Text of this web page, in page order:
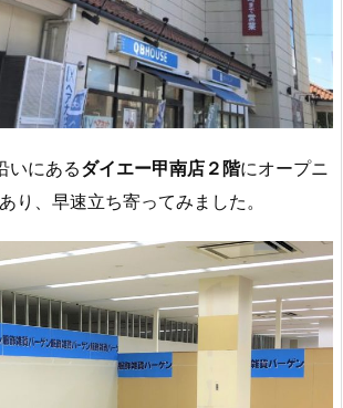
いにあるダイエー甲南店２階にオープニ
り、早速立ち寄ってみました。